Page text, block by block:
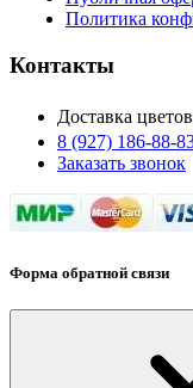
Политика
Контакты
Доставка
8 (927) 186-88-
Заказать звонок
Форма обратной связи